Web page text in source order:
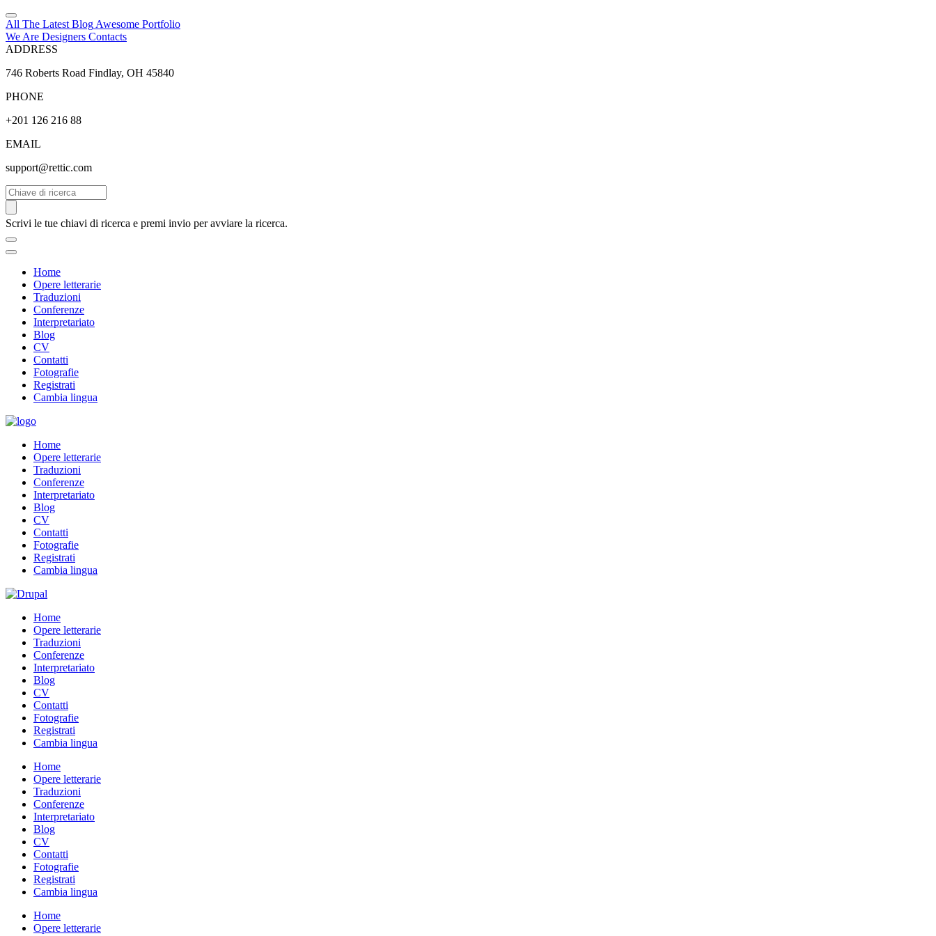
All The Latest Blog Awesome Portfolio
We Are Designers Contacts
ADDRESS
746 Roberts Road Findlay, OH 45840
PHONE
+201 126 216 88
EMAIL
support@rettic.com
Cerca
Scrivi le tue chiavi di ricerca e premi invio per avviare la ricerca.
Home
Opere letterarie
Traduzioni
Conferenze
Interpretariato
Blog
CV
Contatti
Fotografie
Registrati
Cambia lingua
Home
Opere letterarie
Traduzioni
Conferenze
Interpretariato
Blog
CV
Contatti
Fotografie
Registrati
Cambia lingua
Home
Opere letterarie
Traduzioni
Conferenze
Interpretariato
Blog
CV
Contatti
Fotografie
Registrati
Cambia lingua
Home
Opere letterarie
Traduzioni
Conferenze
Interpretariato
Blog
CV
Contatti
Fotografie
Registrati
Cambia lingua
Home
Opere letterarie